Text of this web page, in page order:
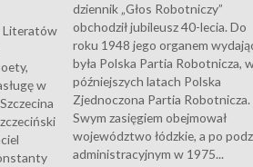
Literatów
w
dziennik „Głos Robotniczy”
obchodził jubileusz 40-lecia. Do
roku 1948 jego organem
była Polska Partia Robotnicza,
późniejszych latach Polska
Zjednoczona Partia Robotnicza.
Swym zasięgiem obejmował
województwo łódzkie, a po
administracyjnym w 1975...